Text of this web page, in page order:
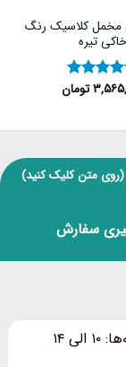
مخمل کلاسیک رنگ
خاکی تیره
۵از
تومان
(روی متن کلیک کنید)
سفارش